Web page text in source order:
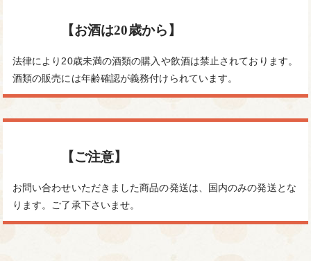
【お酒は20歳から】
法律により20歳未満の酒類の購入や飲酒は禁止されております。
酒類の販売には年齢確認が義務付けられています。
【ご注意】
お問い合わせいただきました商品の発送は、国内のみの発送とな
ります。ご了承下さいませ。